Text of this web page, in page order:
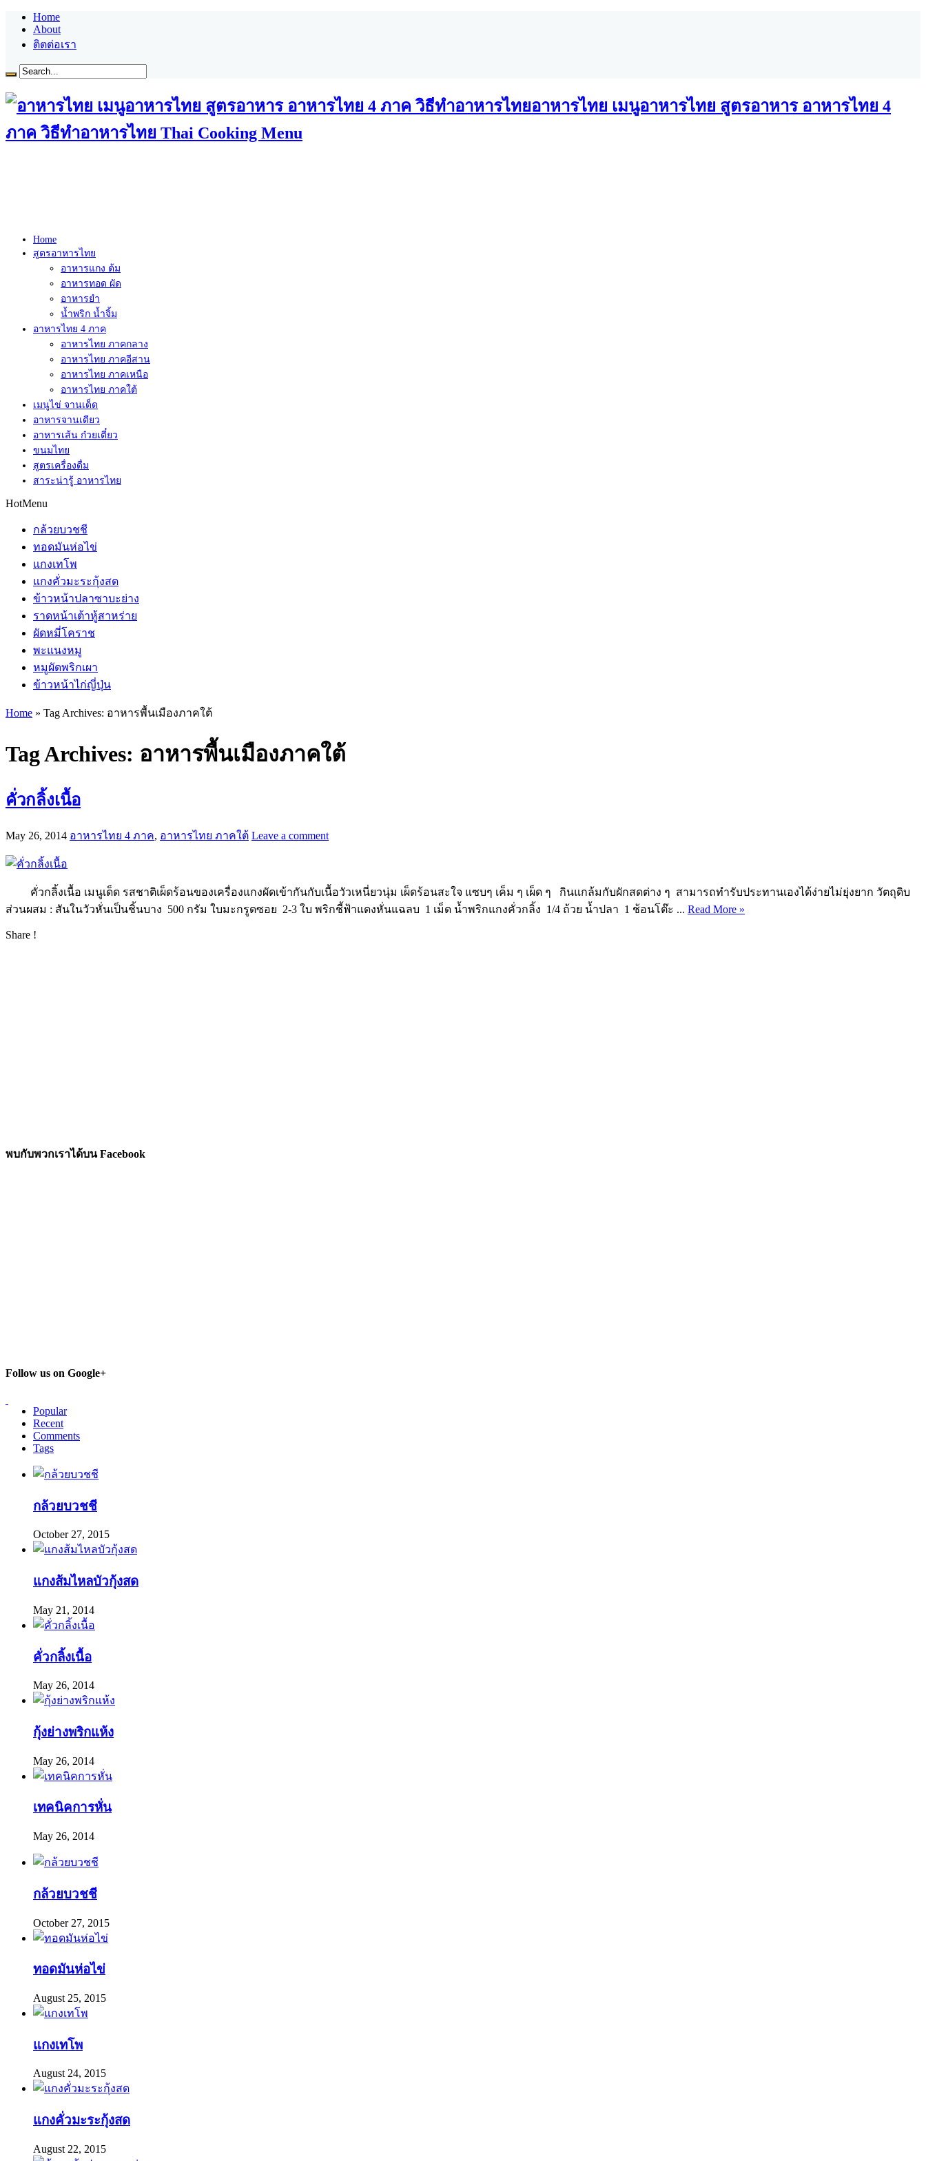
Home
About
ติตต่อเรา
อาหารไทย เมนูอาหารไทย สูตรอาหาร อาหารไทย 4
ภาค วิธีทำอาหารไทย Thai Cooking Menu
Home
สูตรอาหารไทย
อาหารแกง ต้ม
อาหารทอด ผัด
อาหารยำ
น้ำพริก น้ำจิ้ม
อาหารไทย 4 ภาค
อาหารไทย ภาคกลาง
อาหารไทย ภาคอีสาน
อาหารไทย ภาคเหนือ
อาหารไทย ภาคใต้
เมนูไข่ จานเด็ด
อาหารจานเดียว
อาหารเส้น ก๋วยเตี๋ยว
ขนมไทย
สูตรเครื่องดื่ม
สาระน่ารู้ อาหารไทย
HotMenu
กล้วยบวชชี
ทอดมันห่อไข่
แกงเทโพ
แกงคั่วมะระกุ้งสด
ข้าวหน้าปลาซาบะย่าง
ราดหน้าเต้าหู้สาหร่าย
ผัดหมี่โคราช
พะแนงหมู
หมูผัดพริกเผา
ข้าวหน้าไก่ญี่ปุ่น
Home » Tag Archives: อาหารพื้นเมืองภาคใต้
Tag Archives: อาหารพื้นเมืองภาคใต้
คั่วกลิ้งเนื้อ
May 26, 2014 อาหารไทย 4 ภาค, อาหารไทย ภาคใต้ Leave a comment
คั่วกลิ้งเนื้อ เมนูเด็ด รสชาติเผ็ดร้อนของเครื่องแกงผัดเข้ากันกับเนื้อวัวเหนี่ยวนุ่ม เผ็ดร้อนสะใจ แซบๆ เค็ม ๆ เผ็ด ๆ กินแกล้มกับผักสดต่าง ๆ สามารถทำรับประทานเองได้ง่ายไม่ยุ่งยาก วัตถุดิบ
ส่วนผสม : สันในวัวหั่นเป็นชิ้นบาง 500 กรัม ใบมะกรูดซอย 2-3 ใบ พริกชี้ฟ้าแดงหั่นแฉลบ 1 เม็ด น้ำพริกแกงคั่วกลิ้ง 1/4 ถ้วย น้ำปลา 1 ช้อนโต๊ะ ... Read More »
Share !
พบกับพวกเราได้บน Facebook
Follow us on Google+
Popular
Recent
Comments
Tags
กล้วยบวชชี
October 27, 2015
แกงส้มไหลบัวกุ้งสด
May 21, 2014
คั่วกลิ้งเนื้อ
May 26, 2014
กุ้งย่างพริกแห้ง
May 26, 2014
เทคนิคการหั่น
May 26, 2014
กล้วยบวชชี
October 27, 2015
ทอดมันห่อไข่
August 25, 2015
แกงเทโพ
August 24, 2015
แกงคั่วมะระกุ้งสด
August 22, 2015